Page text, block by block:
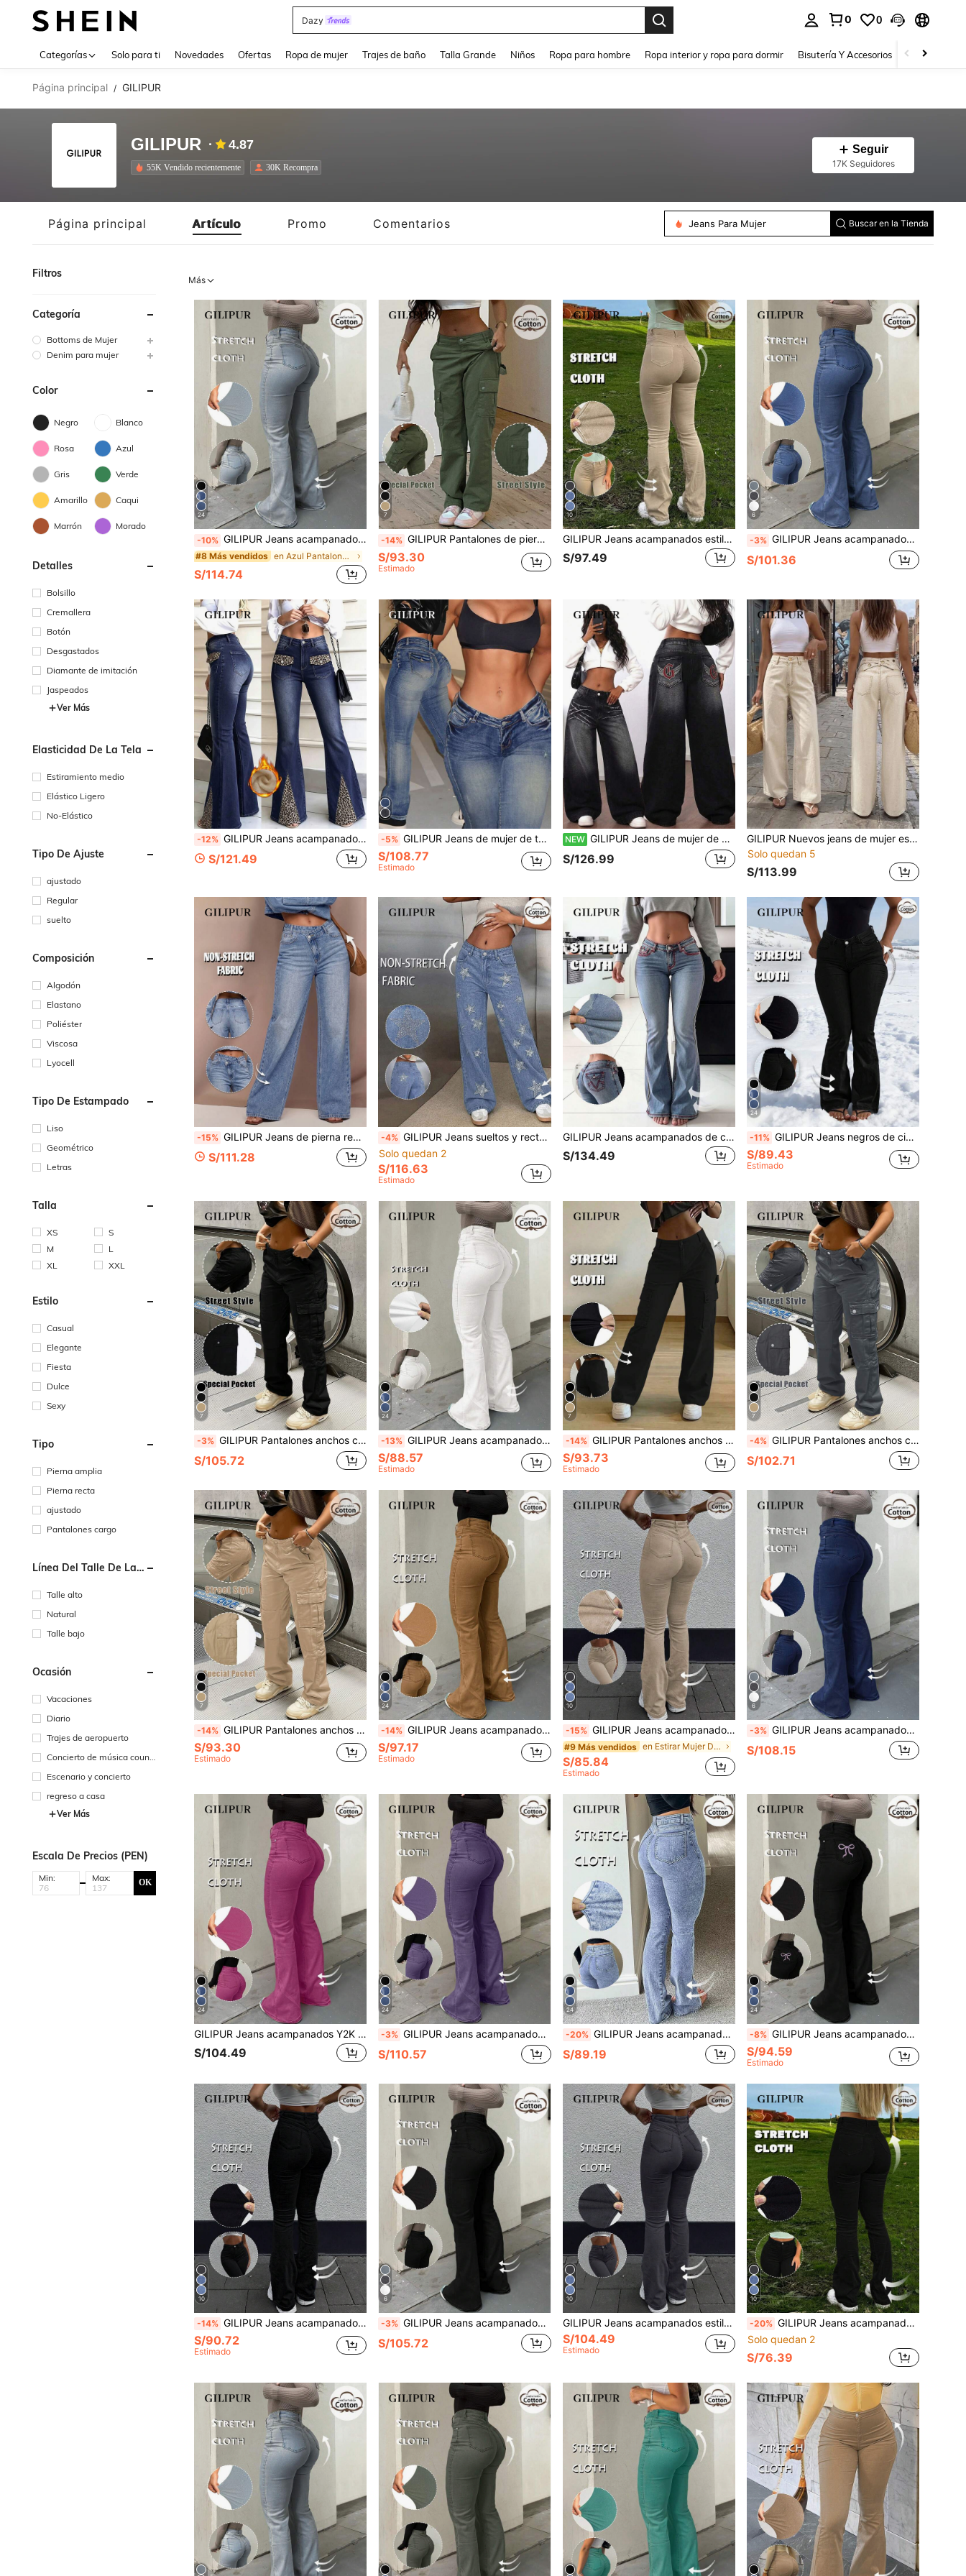
Dazy
0 0
Categorías Solo para ti Novedades Ofertas Ropa de mujer Trajes de baño Talla Grande Niños Ropa para hombre Ropa interior y ropa para dormir Bisutería Y Accesorios Zapatos
Página principal / GILIPUR
GILIPUR 4.87
55K Vendido recientemente 30K Recompra
Seguir
17K Seguidores
Página principal Artículo Promo Comentarios Jeans Para Mujer Buscar en la Tienda
Filtros
Categoría
Bottoms de Mujer
Denim para mujer
Color
Negro Blanco
Rosa Azul
Gris Verde
Amarillo Caqui
Marrón Morado
Detalles
Bolsillo
Cremallera
Botón
Desgastados
Diamante de imitación
Jaspeados
Ver Más
Elasticidad De La Tela
Estiramiento medio
Elástico Ligero
No-Elástico
Tipo De Ajuste
ajustado
Regular
suelto
Composición
Algodón
Elastano
Poliéster
Viscosa
Lyocell
Tipo De Estampado
Liso
Geométrico
Letras
Talla
XS
S
M
L
XL
XXL
Estilo
Casual
Elegante
Fiesta
Dulce
Sexy
Tipo
Pierna amplia
Pierna recta
ajustado
Pantalones cargo
Línea Del Talle De La
Talle alto
Natural
Talle bajo
Ocasión
Vacaciones
Diario
Trajes de aeropuerto
Concierto de música countr
Escenario y concierto
regreso a casa
Ver Más
Escala De Precios (PEN)
Min: Max: OK
Más
24
-10% GILIPUR Jeans acampanados de cintura alta estilo Y2K, pantalones elegantes de mujer de denim elástico de unicolor, azul lavado vintage, streetwear casual, estética de otoño
#8 Más vendidos en Azul Pantalones vaqueros
S/114.74
7
-14% GILIPUR Pantalones de pierna ancha estilo Y2K para mujer, holgados, de pierna recta, verde militar, con múltiples bolsillos, casual, vintage, elegante, streetwear
S/93.30
Estimado
10
GILIPUR Jeans acampanados estilo Y2K, pantalones de mujer de cintura alta y corte slim elegante y casual, pantalones de mezclilla elástica, color caqui, estilo callejero de otoño
S/97.49
6
-3% GILIPUR Jeans acampanados de cintura alta Y2K, pantalones de mezclilla ajustados y elásticos elegantes para mujer, estilo callejero de moda casual para primavera y otoño
S/101.36
-12% GILIPUR Jeans acampanados con estampado de leopardo y patchwork para mujer Y2K, forro cálido, unicolor, cintura alta, ajuste ceñido, elásticos, casuales, versátiles, estilo streetwear para otoño
S/121.49
-5% GILIPUR Jeans de mujer de talle bajo, ajuste ceñido y elástico, estilo lavado azul oscuro Y2K, elegantes y casuales, ropa de calle para primavera
S/108.77
Estimado
NEW GILIPUR Jeans de mujer de cintura alta con efecto desgastado y lavado negro, con estampado de patrón de rayos, pantalones largos de pierna ancha y holgada, estilo casual de calle
S/126.99
GILIPUR Nuevos jeans de mujer estilo Y2K, pantalones rectos de cintura baja de color albaricoque vintage sueltos, prendas inferiores versátiles y casuales, estilo streetwear
Solo quedan 5
S/113.99
-15% GILIPUR Jeans de pierna recta y ajuste holgado estilo Y2K para mujer, pantalones de pierna ancha de cintura baja lavados en azul claro, pantalones casuales y elegantes, estilo callejero de otoño
S/111.28
-4% GILIPUR Jeans sueltos y rectos de mujer con adornos de estrellas de diamante de imitación, estilo casual, vintage y elegante
Solo quedan 2
S/116.63
Estimado
GILIPUR Jeans acampanados de cintura baja azul claro lavado estilo Y2K para mujer, con detalle de costura roja en contraste, ajuste ceñido tipo bootcut, pantalones casuales de estilo streetwear
S/134.49
24
-11% GILIPUR Jeans negros de cintura alta con corte acampanado, pantalones de mujer estilo Y2K elásticos, elegante casual streetwear para primavera y otoño
S/89.43
Estimado
7
-3% GILIPUR Pantalones anchos casuales de pierna recta y suelta con múltiples bolsillos, de estilo retro y elegante, de moda callejera para primavera, estilo Y2K
S/105.72
24
-13% GILIPUR Jeans acampanados de cintura alta estilo Y2K, pantalones de mujer elegantes de unicolor y elásticos, pantalones de mezclilla blanca de moda callejera casual para otoño
S/88.57
Estimado
7
-14% GILIPUR Pantalones anchos de pierna recta y suelta con múltiples bolsillos, de estilo retro elegante y de moda callejera, en color negro, para primavera
S/93.73
Estimado
7
-4% GILIPUR Pantalones anchos casuales de pierna recta y suelta con múltiples bolsillos en gris, estilo retro elegante de moda callejera primaveral
S/102.71
7
-14% GILIPUR Pantalones anchos de pierna ancha casuales retro elegantes con múltiples bolsillos en estilo holgado y recto color caqui, moda callejera de primavera
S/93.30
Estimado
24
-14% GILIPUR Jeans acampanados Y2K para mujer, pantalones vaqueros amarillos de cintura alta estilo vintage callejero, ajustados, elásticos, elegantes, casuales y versátiles para primavera y otoño
S/97.17
Estimado
10
-15% GILIPUR Jeans acampanados estilo Y2K para mujer, cintura alta, ajuste ceñido, elegantes y casuales, de tela elástica, color caqui, pantalones largos, estilo callejero para otoño
#9 Más vendidos en Estirar Mujer Denim
S/85.84
Estimado
6
-3% GILIPUR Jeans acampanados de cintura alta estilo Y2K, pantalones elegantes y casuales de mujer de unicolor elástico, azul marino streetwear otoño
S/108.15
24
GILIPUR Jeans acampanados Y2K para mujer, pantalones de mezclilla skinny de cintura alta estilo vintage streetwear color borgoña, elásticos, elegantes, casuales y versátiles para primavera y otoño
S/104.49
24
-3% GILIPUR Jeans acampanados de cintura alta para mujer estilo Y2K, pantalones vaqueros ajustados de estilo callejero vintage en verde militar & púrpura, elásticos, casuales y versátiles para primavera y otoño
S/110.57
24
-20% GILIPUR Jeans acampanados de cintura alta estilo Y2K, pantalones de mujer elegantes de unicolor y elásticos, pantalones de mezclilla con diseño de copos de nieve, ropa de calle casual para otoño
S/89.19
24
-8% GILIPUR Jeans acampanados de cintura alta y ajuste ceñido estilo Y2K con bordado de mariposa, pantalones de mezclilla negros elásticos elegantes para mujer, casual de calle para otoño
S/94.59
Estimado
10
-14% GILIPUR Jeans acampanados estilo Y2K, pantalones elegantes de mujer de cintura alta y ajuste ceñido, pantalones de mezclilla elástica negra, moda callejera casual de otoño
S/90.72
Estimado
6
-3% GILIPUR Jeans acampanados de cintura alta estilo Y2K, pantalones largos elegantes de corte slim para mujer, jeans de mezclilla elástica de moda, estilo callejero casual negro para primavera y otoño
S/105.72
10
GILIPUR Jeans acampanados estilo Y2K, pantalones elegantes de mujer de cintura alta y ajuste ceñido, pantalones de mezclilla elásticos, gris oscuro, moda callejera casual de otoño
S/104.49
Estimado
10
-20% GILIPUR Jeans acampanados estilo Y2K para mujer, pantalones ajustados elásticos azules, moda callejera elegante, bottoms casuales versátiles negros
Solo quedan 2
S/76.39